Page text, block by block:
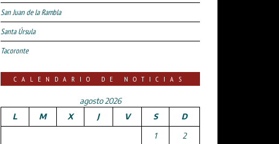
San Juan de la Rambla
Santa Úrsula
Tacoronte
CALENDARIO DE NOTICIAS
agosto 2026
L
M X J V S
D
1
2